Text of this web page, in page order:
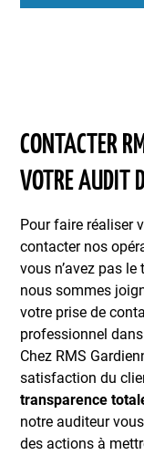
CONTACTER
VOTRE AUDIT
Pour faire réaliser
contacter nos
vous n’avez pas
nous sommes
votre prise de
professionnel
Chez RMS
satisfaction du
transparence
notre auditeur
des actions à